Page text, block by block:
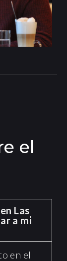
el
Las
a mi
en el